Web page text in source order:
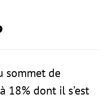
sommet de
18% dont il s’est